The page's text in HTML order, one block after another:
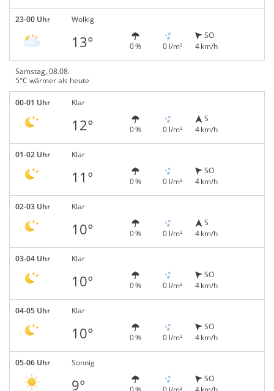
23-00 Uhr Wolkig
13° 0 % 0 l/m²
SO
4 km/h
Samstag, 08.08.
5°C wärmer als heute
00-01 Uhr Klar
12° 0 % 0 l/m²
S
4 km/h
01-02 Uhr Klar
11° 0 % 0 l/m²
SO
4 km/h
02-03 Uhr Klar
10° 0 % 0 l/m²
S
4 km/h
03-04 Uhr Klar
10° 0 % 0 l/m²
SO
4 km/h
04-05 Uhr Klar
10° 0 % 0 l/m²
SO
4 km/h
05-06 Uhr Sonnig
9°
SO